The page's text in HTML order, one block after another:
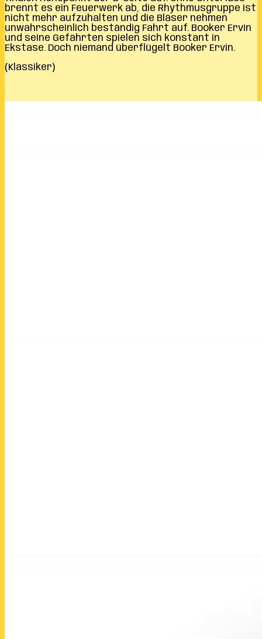
brennt es ein Feuerwerk ab, die Rhythmusgruppe ist
nicht mehr aufzuhalten und die Bläser nehmen
unwahrscheinlich beständig Fahrt auf. Booker Ervin
und seine Gefährten spielen sich konstant in
Ekstase. Doch niemand überflügelt Booker Ervin.
(Klassiker)